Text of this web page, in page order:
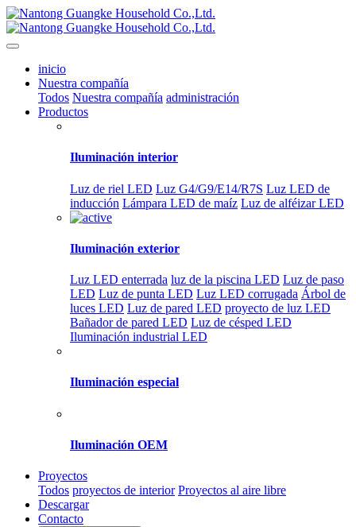
inicio
Nuestra compañía
Todos Nuestra compañía administración
Productos
Iluminación interior
Luz de riel LED Luz G4/G9/E14/R7S Luz LED de
inducción Lámpara LED de maíz Luz de alféizar LED
Iluminación exterior
Luz LED enterrada luz de la piscina LED Luz de paso
LED Luz de punta LED Luz LED corrugada Árbol de
luces LED Luz de pared LED proyecto de luz LED
Bañador de pared LED Luz de césped LED
Iluminación industrial LED
Iluminación especial
Iluminación OEM
Proyectos
Todos proyectos de interior Proyectos al aire libre
Descargar
Contacto